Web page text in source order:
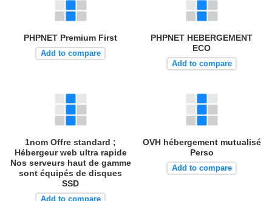
PHPNET Premium First
Add to compare
PHPNET HEBERGEMENT
ECO
Add to compare
1nom Offre standard ;
Hébergeur web ultra rapide
Nos serveurs haut de gamme
sont équipés de disques
SSD
Add to compare
OVH hébergement mutualisé
Perso
Add to compare